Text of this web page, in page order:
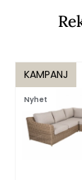
KAMPANJ
Nyhet